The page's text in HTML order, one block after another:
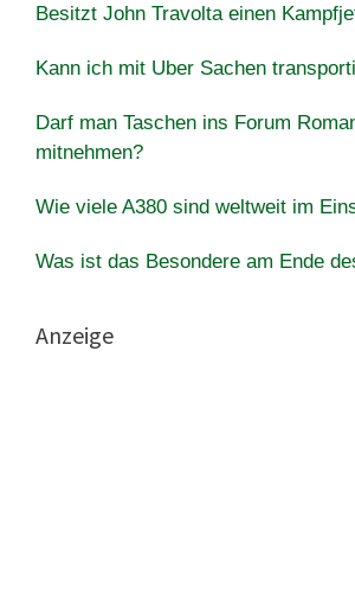
Besitzt John Travolta einen
Kann ich mit Uber Sachen
Darf man Taschen ins Forum
mitnehmen?
Wie viele A380 sind weltweit im
Was ist das Besondere am Ende
Anzeige